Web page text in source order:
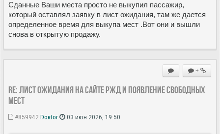
Сданные Ваши места просто не выкупил пассажир,
который оставлял заявку в лист ожидания, там же дается
определенное время для выкупа мест .Вот они и вышли
снова в открытую продажу.
+
Re: Лист ожидания на сайте РЖД и появление свободных
мест
#859942Doкtor 03 июн 2026, 19:50